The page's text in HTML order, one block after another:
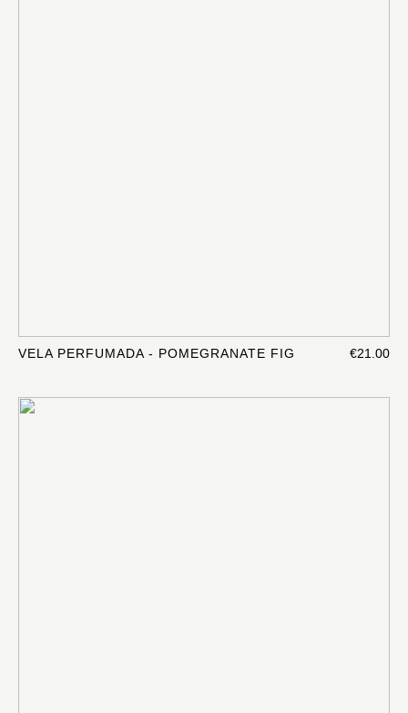
VELA PERFUMADA - POMEGRANATE FIG €21.00